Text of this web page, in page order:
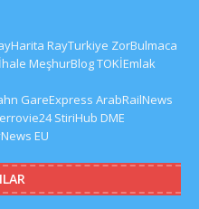
RayTurkiye ZorBulmaca
MeşhurBlogTOKİEmlak
GareExpress ArabRailNews
StiriHub DME
EU